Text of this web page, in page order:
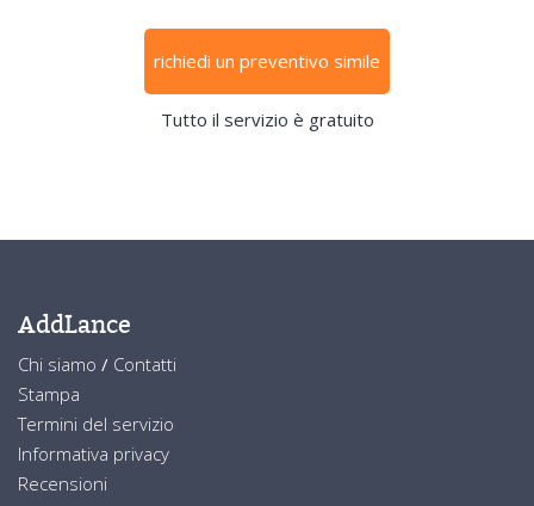
richiedi un preventivo simile
Tutto il servizio è gratuito
AddLance
Chi siamo / Contatti
Stampa
Termini del servizio
Informativa privacy
Recensioni